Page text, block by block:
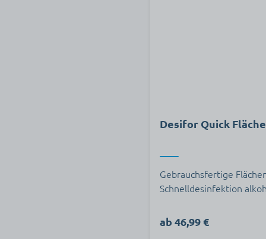
Desifor Quick
Gebrauchsfertige
Schnelldesinfektion
ab 46,99 €